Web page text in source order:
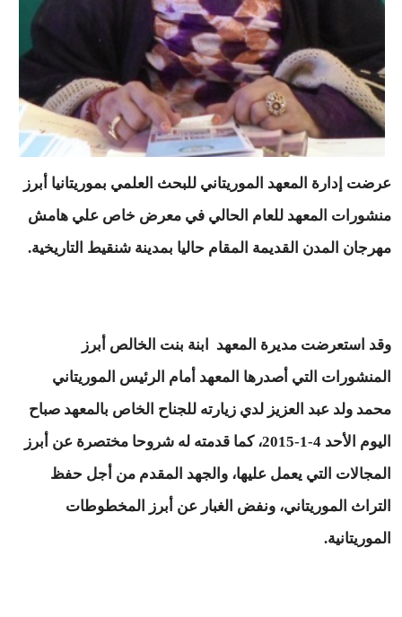
عرضت إدارة المعهد الموريتاني للبحث العلمي بموريتانيا أبرز
منشورات المعهد للعام الحالي في معرض خاص علي هامش
مهرجان المدن القديمة المقام حاليا بمدينة شنقيط التاريخية.
وقد استعرضت مديرة المعهد ابنة بنت الخالص أبرز
المنشورات التي أصدرها المعهد أمام الرئيس الموريتاني
محمد ولد عبد العزيز لدي زيارته للجناح الخاص بالمعهد صباح
اليوم الأحد 4-1-2015، كما قدمته له شروحا مختصرة عن أبرز
المجالات التي يعمل عليها، والجهد المقدم من أجل حفظ
التراث الموريتاني، ونفض الغبار عن أبرز المخطوطات
الموريتانية.